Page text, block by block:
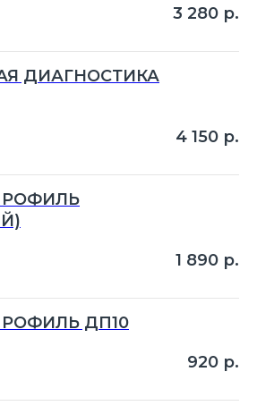
3 280 р.
ДИАГНОСТИКА
4 150 р.
1 890 р.
ДП10
920 р.